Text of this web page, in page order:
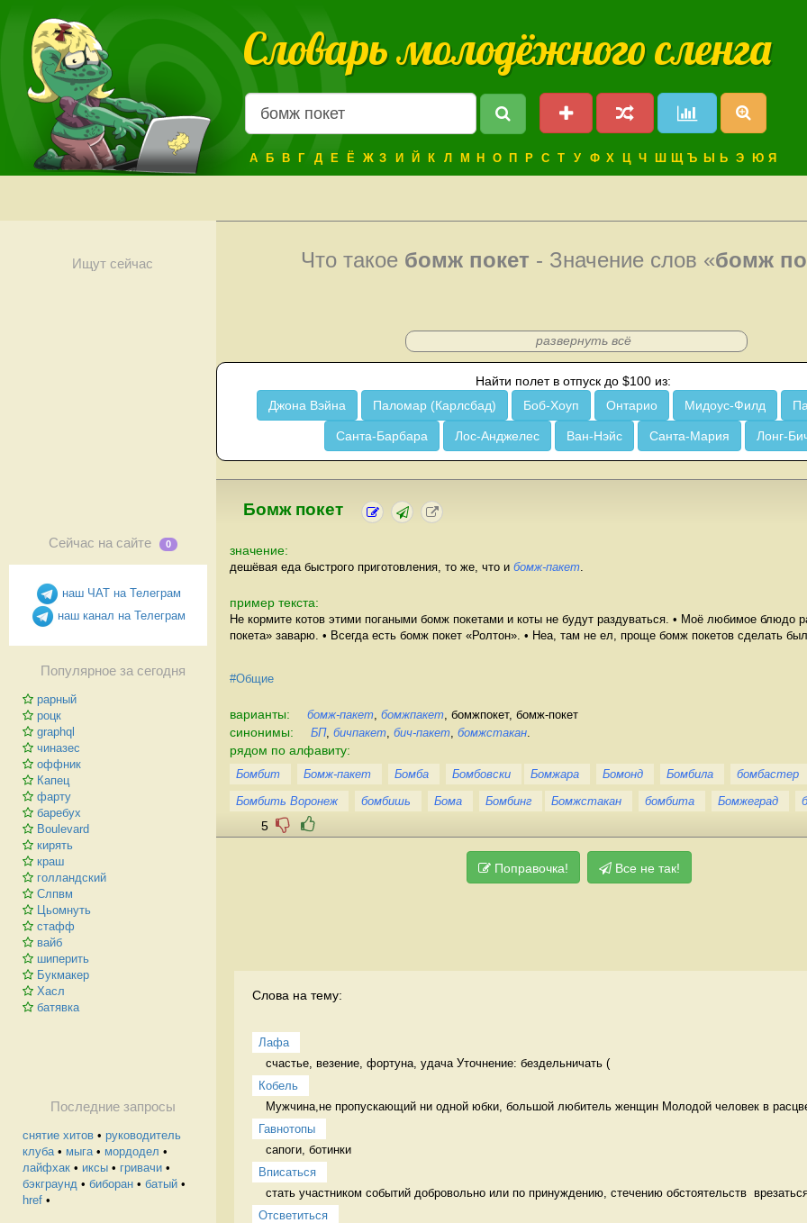
Словарь молодёжного сленга
А Б В Г Д Е Ё Ж З И Й К Л М Н О П Р С Т У Ф Х Ц Ч Ш Щ Ъ Ы Ь Э Ю Я
Ищут сейчас
Сейчас на сайте 0
наш ЧАТ на Телеграм
наш канал на Телеграм
Популярное за сегодня
рарный
роцк
graphql
чиназес
оффник
Капец
фарту
баребух
Boulevard
кирять
краш
голландский
Слпвм
Цьомнуть
стафф
вайб
шиперить
Букмакер
Хасл
батявка
Последние запросы
снятие хитов • руководитель
клуба• мыга• мордодел •
лайфхак • иксы • гривачи •
бэкграунд • биборан • батый •
href •
Что такое бомж покет - Значение слов «бомж
развернуть всё
Найти полет в отпуск до $100 из:
Джона Вэйна
Паломар (Карлсбад) Боб-Хоуп Онтарио Мидоус-Филд
Санта-Барбара Лос-Анджелес Ван-Нэйс Санта-Мария Лонг-
Бомж покет
значение:
дешёвая еда быстрого приготовления, то же, что и бомж-пакет
пример текста:
Не кормите котов этими погаными бомж покетами и коты не будут раздуваться. • Моё любимое блюдо
покета» заварю. • Всегда есть бомж покет «Ролтон». • Неа, там не ел, проще бомж покетов сделать
#Общие
варианты: бомж-пакет бомжпакет , бомжпокет, бомж-покет
синонимы: БП, бичпакет бич-пакет бомжстакан
рядом по алфавиту:
Бомбит Бомж-пакет Бомба Бомбовски Бомжара Бомонд Бомбила
бомбастер
Бомбить Воронеж
бомбишь Бома Бомбинг Бомжстакан бомбита Бомжеград
5
Поправочка! Все не так!
Слова на тему:
Лафа
счастье, везение, фортуна, удача Уточнение: бездельничать (
Кобель
Мужчина,не пропускающий ни одной юбки, большой любитель женщин Молодой человек в
Гавнотопы
сапоги, ботинки
Вписаться
стать участником событий добровольно или по принуждению, стечению обстоятельств
Отсветиться